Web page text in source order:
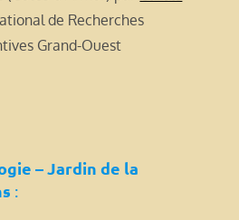
de Recherches
Grand-Ouest
– Jardin de la
: